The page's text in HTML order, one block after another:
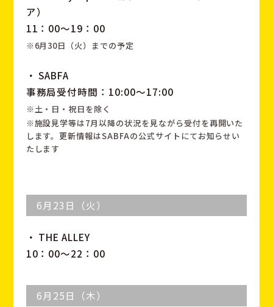
ア）
11：00～19：00
※6月30日（火）までの予定
・ SABFA
事務局受付時間：10:00～17:00
※土・日・祝日を除く
※施設見学等は7月以降の状況を見ながら受付を再開いた
します。更新情報はSABFAの公式サイトにてお知らせい
たします
6月23日（火）
・ THE ALLEY
10：00～22：00
6月25日（木）